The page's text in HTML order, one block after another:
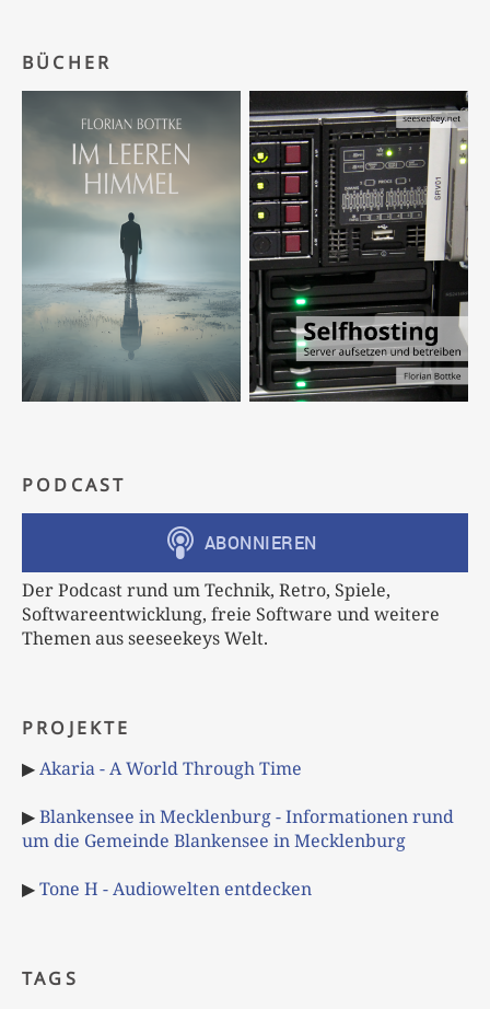
BÜCHER
PODCAST
Der Podcast rund um Technik, Retro, Spiele,
Softwareentwicklung, freie Software und weitere
Themen aus seeseekeys Welt.
PROJEKTE
▶Akaria - A World Through Time
▶Blankensee in Mecklenburg - Informationen rund
um die Gemeinde Blankensee in Mecklenburg
▶Tone H - Audiowelten entdecken
TAGS